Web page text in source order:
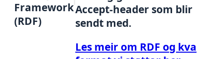
Framework
(RDF)
Accept-header som blir
sendt med.
Les meir om RDF og kva